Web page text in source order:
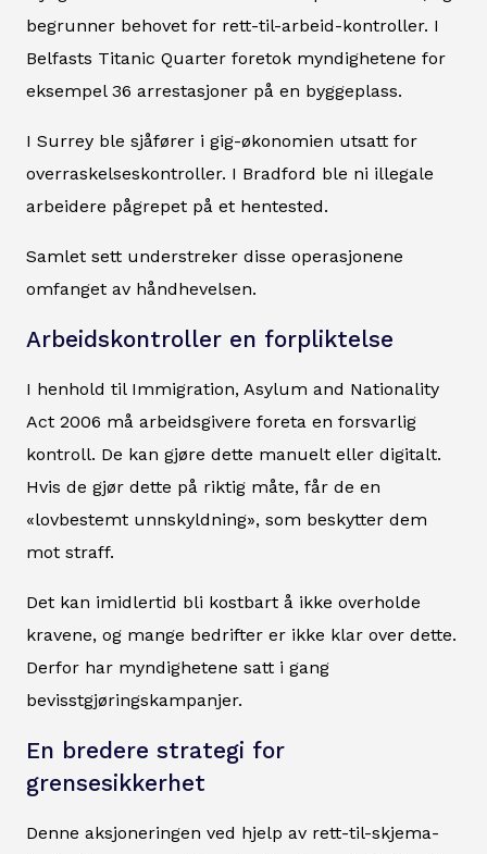
begrunner behovet for rett-til-arbeid-kontroller. I
Belfasts Titanic Quarter foretok myndighetene for
eksempel 36 arrestasjoner på en byggeplass.
I Surrey ble sjåfører i gig-økonomien utsatt for
overraskelseskontroller. I Bradford ble ni illegale
arbeidere pågrepet på et hentested.
Samlet sett understreker disse operasjonene
omfanget av håndhevelsen.
Arbeidskontroller en forpliktelse
I henhold til Immigration, Asylum and Nationality
Act 2006 må arbeidsgivere foreta en forsvarlig
kontroll. De kan gjøre dette manuelt eller digitalt.
Hvis de gjør dette på riktig måte, får de en
«lovbestemt unnskyldning», som beskytter dem
mot straff.
Det kan imidlertid bli kostbart å ikke overholde
kravene, og mange bedrifter er ikke klar over dette.
Derfor har myndighetene satt i gang
bevisstgjøringskampanjer.
En bredere strategi for
grensesikkerhet
Denne aksjoneringen ved hjelp av rett-til-skjema-